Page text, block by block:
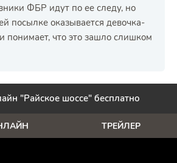
ФБР идут по ее следу, но
посылке оказывается девочка-
понимает, что это зашло слишком
"Райское шоссе" бесплатно
ТРЕЙЛЕР